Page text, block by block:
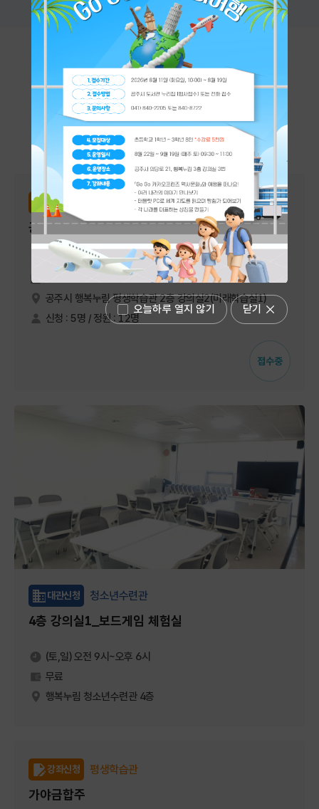
오늘하루 열지 않기 닫기
시설대관 및 프로그램
공주시 행복누림에서 진행하는 다양한 프로그램과 대관 시설을
안내합니다.
전체 강좌신청 대관신청
강좌신청 평생학습관
공감 낭독, 표현 스피치
2026-09-13 ~ 2026-12-13
공주시 행복누림 평생학습관 2층 강의실2(미래학습실1)
신청 : 5명 / 정원 : 12명
접수중
대관신청 청소년수련관
4층 강의실1_보드게임 체험실
(토,일) 오전 9시~오후 6시
무료
행복누림 청소년수련관 4층
강좌신청 평생학습관
가야금합주